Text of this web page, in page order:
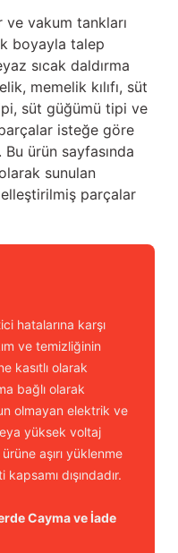
vakum tankları
boyayla talep
sıcak daldırma
memelik kılıfı, süt
süt güğümü tipi ve
isteğe göre
Bu ürün sayfasında
sunulan
parçalar
hatalarına karşı
ve temizliğinin
kasıtlı olarak
bağlı olarak
olmayan elektrik ve
yüksek voltaj
aşırı yüklenme
dışındadır.
Cayma ve İade